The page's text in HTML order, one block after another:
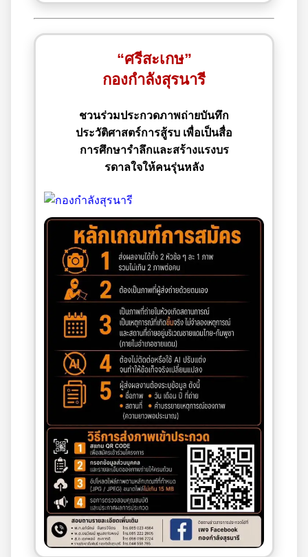
“ศรีสะเกษ”
กองกำลังสุรนารี
ชวนร่วมประกวดภาพถ่ายบันทึก
ประวัติศาสตร์การสู้รบ เพื่อเป็นสื่อ
การศึกษารำลึกและสร้างแรงบร
รดาลใจให้คนรุ่นหลัง